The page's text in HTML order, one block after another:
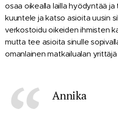
osaa oikealla lailla hyödyntää
kuuntele ja katso asioita uusin
verkostoidu oikeiden ihmisten
mutta tee asioita sinulle
omanlainen matkailualan
Annika